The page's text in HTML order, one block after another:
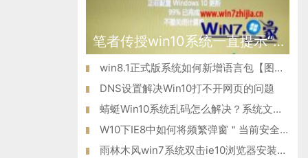
笔者传授win10系统一直提示“正在配置windows更新”的问题?
win8.1正式版系统如何新增语言包【图文教程】
DNS设置解决Win10打不开网页的问题
蜻蜓Win10系统乱码怎么解决？系统文字乱码的修复方法！
W10下IE8中如何将频繁弹窗＂当前安全设置...＂禁止掉
雨林木风win7系统双击ie10浏览器安装程序无法启动怎么办？